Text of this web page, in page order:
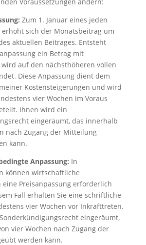
Zum 1. Januar eines jeden
sich der Monatsbeitrag um
aktuellen Beitrages. Entsteht
ein Betrag mit
wird auf den nächsthöheren vollen
Diese Anpassung dient dem
Kostensteigerungen und wird
vier Wochen im Voraus
Ihnen wird ein
eingeräumt, das innerhalb
nach Zugang der Mitteilung
kann.
Anpassung: In
können wirtschaftliche
eine Preisanpassung erforderlich
Fall erhalten Sie eine schriftliche
vier Wochen vor Inkrafttreten.
eingeräumt,
vier Wochen nach Zugang der
werden kann.